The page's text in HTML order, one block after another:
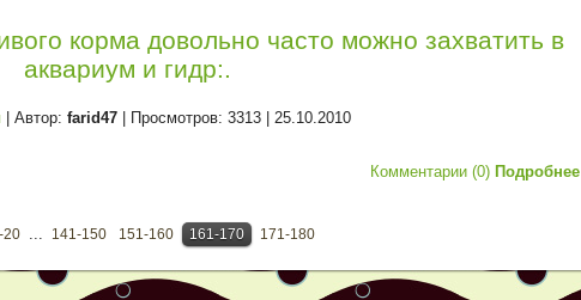
корма довольно часто можно захватить в
аквариум и гидр:.
| Автор: farid47 | Просмотров: 3313 | 25.10.2010
Комментарии (0) Подробнее
20 ... 141-150 151-160 161-170 171-180